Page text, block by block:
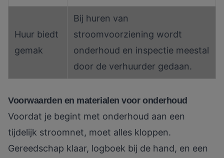
Huur biedt
gemak
Bij huren van
stroomvoorziening wordt
onderhoud en inspectie meestal
door de verhuurder gedaan.
Voorwaarden en materialen voor onderhoud
Voordat je begint met onderhoud aan een
tijdelijk stroomnet, moet alles kloppen.
Gereedschap klaar, logboek bij de hand, en een